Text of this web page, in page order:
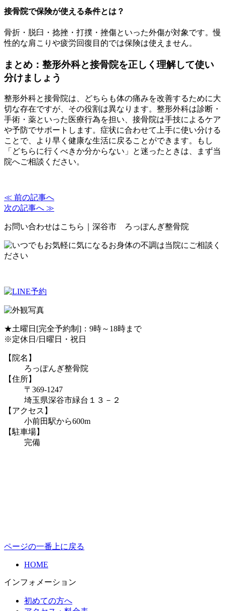
接骨院で保険が使える条件とは？
骨折・脱臼・捻挫・打撲・挫傷といった外傷が対象です。慢
性的な肩こりや疲労回復目的では保険は使えません。
まとめ：整形外科と接骨院を正しく理解して使い
分けましょう
整形外科と接骨院は、どちらも体の痛みを改善するために大
切な存在ですが、その役割は異なります。整形外科は診断・
手術・薬といった医療行為を担い、接骨院は手技によるケア
や予防でサポートします。症状に合わせて上手に使い分ける
ことで、より早く健康な生活に戻ることができます。もし
「どちらに行くべきか分からない」と迷ったときは、まず当
院へご相談ください。
≪ 前の記事へ
次の記事へ ≫
お問い合わせはこちら｜深谷市 ろっぽんぎ整骨院
★土曜日[完全予約制]：9時～18時まで
※定休日/日曜日・祝日
【院名】
ろっぽんぎ整骨院
【住所】
〒369-1247
埼玉県深谷市緑台１３－２
【アクセス】
小前田駅から600m
【駐車場】
完備
ページの一番上に戻る
HOME
インフォメーション
初めての方へ